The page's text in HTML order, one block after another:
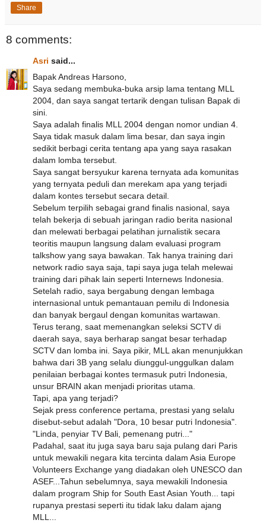
Share
8 comments:
Asri said...
Bapak Andreas Harsono,
Saya sedang membuka-buka arsip lama tentang MLL
2004, dan saya sangat tertarik dengan tulisan Bapak di
sini.
Saya adalah finalis MLL 2004 dengan nomor undian 4.
Saya tidak masuk dalam lima besar, dan saya ingin
sedikit berbagi cerita tentang apa yang saya rasakan
dalam lomba tersebut.
Saya sangat bersyukur karena ternyata ada komunitas
yang ternyata peduli dan merekam apa yang terjadi
dalam kontes tersebut secara detail.
Sebelum terpilih sebagai grand finalis nasional, saya
telah bekerja di sebuah jaringan radio berita nasional
dan melewati berbagai pelatihan jurnalistik secara
teoritis maupun langsung dalam evaluasi program
talkshow yang saya bawakan. Tak hanya training dari
network radio saya saja, tapi saya juga telah melewai
training dari pihak lain seperti Internews Indonesia.
Setelah radio, saya bergabung dengan lembaga
internasional untuk pemantauan pemilu di Indonesia
dan banyak bergaul dengan komunitas wartawan.
Terus terang, saat memenangkan seleksi SCTV di
daerah saya, saya berharap sangat besar terhadap
SCTV dan lomba ini. Saya pikir, MLL akan menunjukkan
bahwa dari 3B yang selalu diunggul-unggulkan dalam
penilaian berbagai kontes termasuk putri Indonesia,
unsur BRAIN akan menjadi prioritas utama.
Tapi, apa yang terjadi?
Sejak press conference pertama, prestasi yang selalu
disebut-sebut adalah "Dora, 10 besar putri Indonesia".
"Linda, penyiar TV Bali, pemenang putri..."
Padahal, saat itu juga saya baru saja pulang dari Paris
untuk mewakili negara kita tercinta dalam Asia Europe
Volunteers Exchange yang diadakan oleh UNESCO dan
ASEF...Tahun sebelumnya, saya mewakili Indonesia
dalam program Ship for South East Asian Youth... tapi
rupanya prestasi seperti itu tidak laku dalam ajang
MLL...